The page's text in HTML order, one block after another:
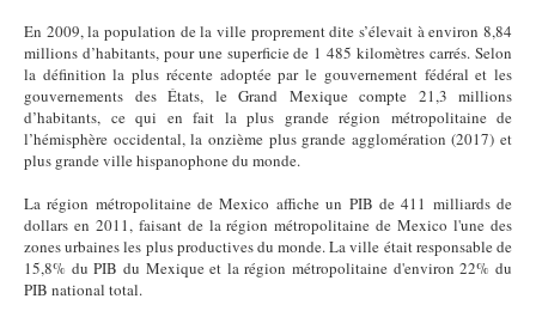
En 2009, la population de la ville proprement dite s’élevait à environ 8,84
millions d’habitants, pour une superficie de 1 485 kilomètres carrés. Selon
la définition la plus récente adoptée par le gouvernement fédéral et les
gouvernements des États, le Grand Mexique compte 21,3 millions
d’habitants, ce qui en fait la plus grande région métropolitaine de
l’hémisphère occidental, la onzième plus grande agglomération (2017) et
plus grande ville hispanophone du monde.
La région métropolitaine de Mexico affiche un PIB de 411 milliards de
dollars en 2011, faisant de la région métropolitaine de Mexico l'une des
zones urbaines les plus productives du monde. La ville était responsable de
15,8% du PIB du Mexique et la région métropolitaine d'environ 22% du
PIB national total.